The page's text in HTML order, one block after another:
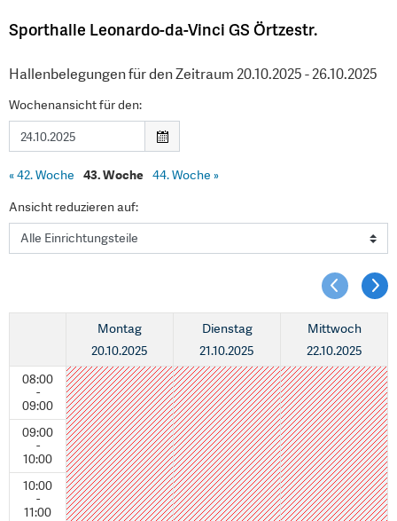
Sporthalle Leonardo-da-Vinci GS Örtzestr.
Hallenbelegungen für den Zeitraum 20.10.2025 - 26.10.2025
Wochenansicht für den:
«42. Woche 43. Woche 44. Woche »
Ansicht reduzieren auf:
08:00
-
09:00
09:00
-
10:00
10:00
-
11:00
Montag
20.10.2025
Dienstag
21.10.2025
Mittwoch
22.10.2025